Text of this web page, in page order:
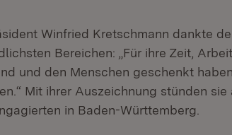
Winfried Kretschmann dankte
Bereichen: „Für ihre Zeit,
und den Menschen geschenkt
Mit ihrer Auszeichnung stünden
in Baden-Württemberg.